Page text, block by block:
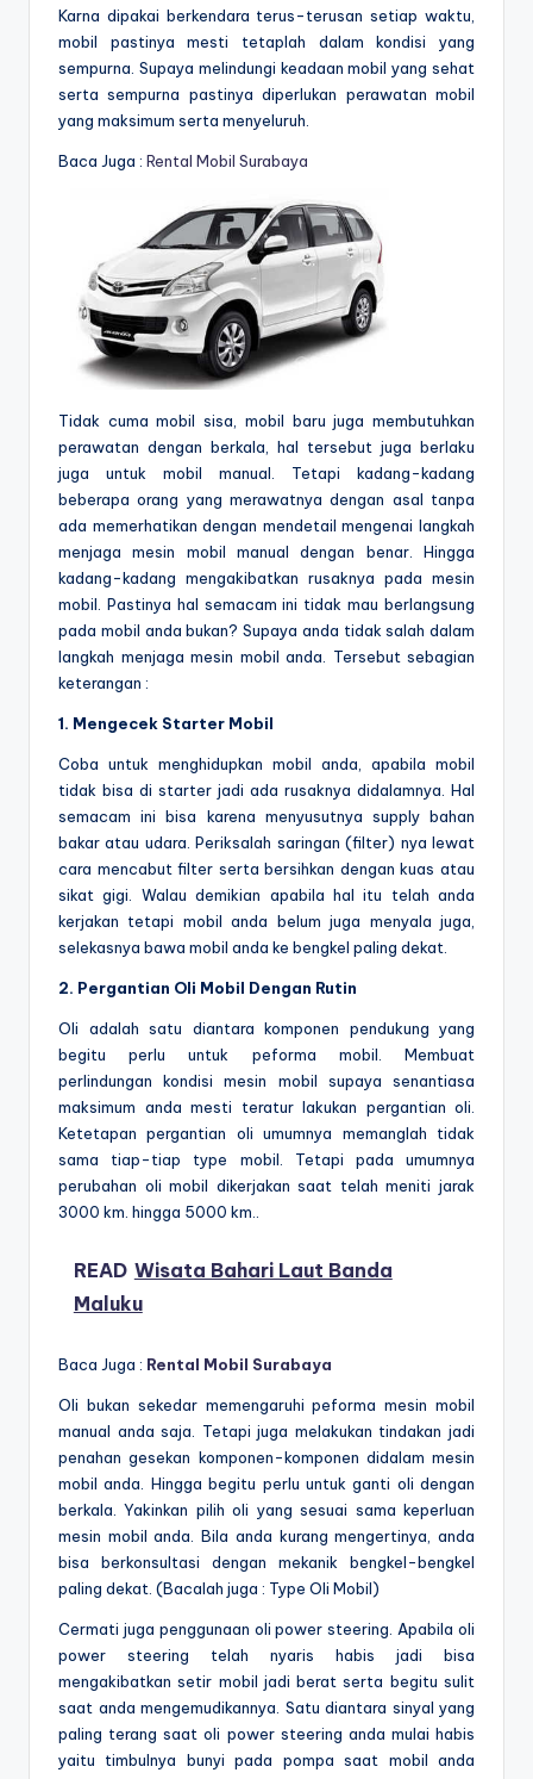
Karna dipakai berkendara terus-terusan setiap waktu,
mobil pastinya mesti tetaplah dalam kondisi yang
sempurna. Supaya melindungi keadaan mobil yang sehat
serta sempurna pastinya diperlukan perawatan mobil
yang maksimum serta menyeluruh.
Baca Juga : Rental Mobil Surabaya
Tidak cuma mobil sisa, mobil baru juga membutuhkan
perawatan dengan berkala, hal tersebut juga berlaku
juga untuk mobil manual. Tetapi kadang-kadang
beberapa orang yang merawatnya dengan asal tanpa
ada memerhatikan dengan mendetail mengenai langkah
menjaga mesin mobil manual dengan benar. Hingga
kadang-kadang mengakibatkan rusaknya pada mesin
mobil. Pastinya hal semacam ini tidak mau berlangsung
pada mobil anda bukan? Supaya anda tidak salah dalam
langkah menjaga mesin mobil anda. Tersebut sebagian
keterangan :
1. Mengecek Starter Mobil
Coba untuk menghidupkan mobil anda, apabila mobil
tidak bisa di starter jadi ada rusaknya didalamnya. Hal
semacam ini bisa karena menyusutnya supply bahan
bakar atau udara. Periksalah saringan (filter) nya lewat
cara mencabut filter serta bersihkan dengan kuas atau
sikat gigi. Walau demikian apabila hal itu telah anda
kerjakan tetapi mobil anda belum juga menyala juga,
selekasnya bawa mobil anda ke bengkel paling dekat.
2. Pergantian Oli Mobil Dengan Rutin
Oli adalah satu diantara komponen pendukung yang
begitu perlu untuk peforma mobil. Membuat
perlindungan kondisi mesin mobil supaya senantiasa
maksimum anda mesti teratur lakukan pergantian oli.
Ketetapan pergantian oli umumnya memanglah tidak
sama tiap-tiap type mobil. Tetapi pada umumnya
perubahan oli mobil dikerjakan saat telah meniti jarak
3000 km. hingga 5000 km..
READ Wisata Bahari Laut Banda
Maluku
Baca Juga : Rental Mobil Surabaya
Oli bukan sekedar memengaruhi peforma mesin mobil
manual anda saja. Tetapi juga melakukan tindakan jadi
penahan gesekan komponen-komponen didalam mesin
mobil anda. Hingga begitu perlu untuk ganti oli dengan
berkala. Yakinkan pilih oli yang sesuai sama keperluan
mesin mobil anda. Bila anda kurang mengertinya, anda
bisa berkonsultasi dengan mekanik bengkel-bengkel
paling dekat. (Bacalah juga : Type Oli Mobil)
Cermati juga penggunaan oli power steering. Apabila oli
power steering telah nyaris habis jadi bisa
mengakibatkan setir mobil jadi berat serta begitu sulit
saat anda mengemudikannya. Satu diantara sinyal yang
paling terang saat oli power steering anda mulai habis
yaitu timbulnya bunyi pada pompa saat mobil anda